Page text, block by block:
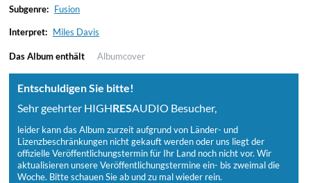
Subgenre: Fusion
Interpret: Miles Davis
Das Album enthält Albumcover
Entschuldigen Sie bitte!
Sehr geehrter HIGHRESAUDIO Besucher,
leider kann das Album zurzeit aufgrund von Länder- und
Lizenzbeschränkungen nicht gekauft werden oder uns liegt der
offizielle Veröffentlichungstermin für Ihr Land noch nicht vor. Wir
aktualisieren unsere Veröffentlichungstermine ein- bis zweimal die
Woche. Bitte schauen Sie ab und zu mal wieder rein.